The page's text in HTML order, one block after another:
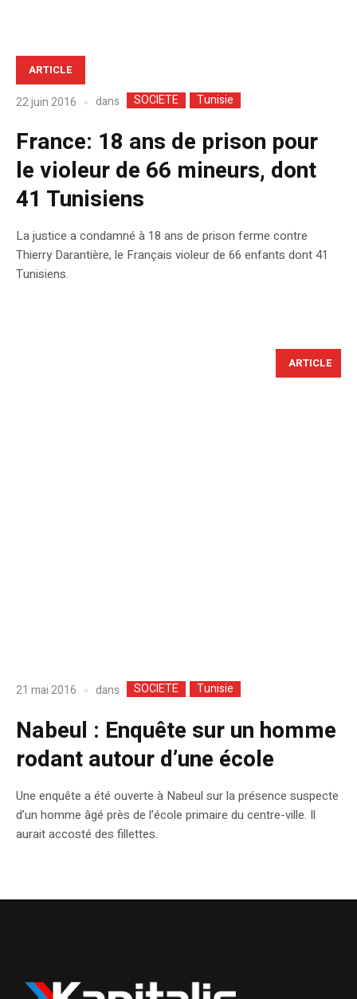
ARTICLE
22 juin 2016 dans SOCIETE Tunisie
France: 18 ans de prison pour
le violeur de 66 mineurs, dont
41 Tunisiens
La justice a condamné à 18 ans de prison ferme contre
Thierry Darantière, le Français violeur de 66 enfants dont 41
Tunisiens.
ARTICLE
21 mai 2016 dans SOCIETE Tunisie
Nabeul : Enquête sur un homme
rodant autour d’une école
Une enquête a été ouverte à Nabeul sur la présence suspecte
d’un homme âgé près de l’école primaire du centre-ville. Il
aurait accosté des fillettes.